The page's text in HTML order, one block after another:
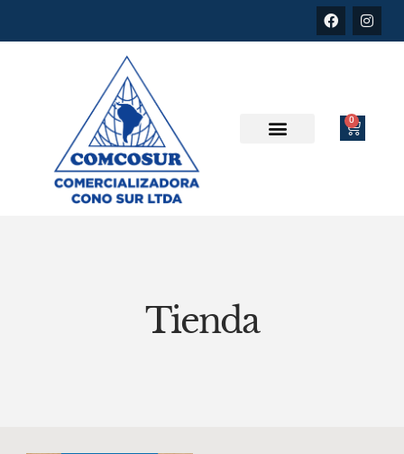
0
Tienda